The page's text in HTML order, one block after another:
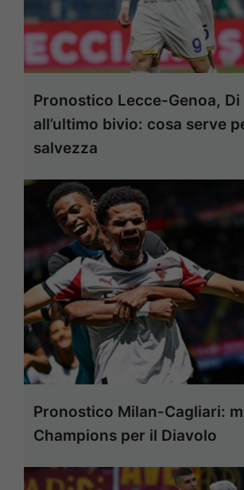
Pronostico Lecce-Genoa,
all’ultimo bivio: cosa serve
salvezza
Pronostico Milan-Cagliari:
Champions per il Diavolo